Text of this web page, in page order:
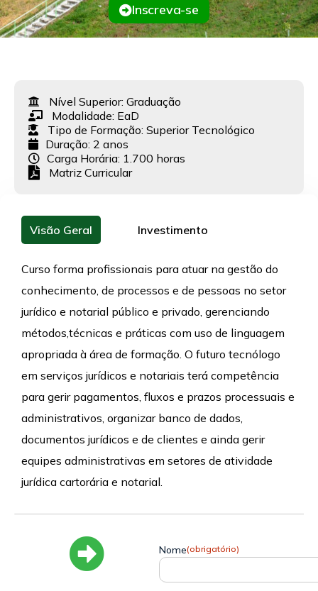
Inscreva-se
Visão Geral Investimento
Curso forma profissionais para atuar na gestão do
conhecimento, de processos e de pessoas no setor
jurídico e notarial público e privado, gerenciando
métodos,técnicas e práticas com uso de linguagem
apropriada à área de formação. O futuro tecnólogo
em serviços jurídicos e notariais terá competência
para gerir pagamentos, fluxos e prazos processuais e
administrativos, organizar banco de dados,
documentos jurídicos e de clientes e ainda gerir
equipes administrativas em setores de atividade
jurídica cartorária e notarial.
Nome(obrigatório)
Nível Superior: Graduação
Modalidade: EaD
Tipo de Formação: Superior Tecnológico
Duração: 2 anos
Carga Horária: 1.700 horas
Matriz Curricular